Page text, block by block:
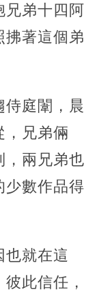
兄弟十四阿
拂著這個弟
庭闈，晨
，兄弟倆
，兩兄弟也
少數作品得
也就在這
此信任，